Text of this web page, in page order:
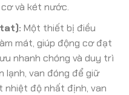
và két nước.
Một thiết bị điều
mát, giúp động cơ đạt
nhanh chóng và duy trì
lạnh, van đóng để giữ
nhiệt độ nhất định, van